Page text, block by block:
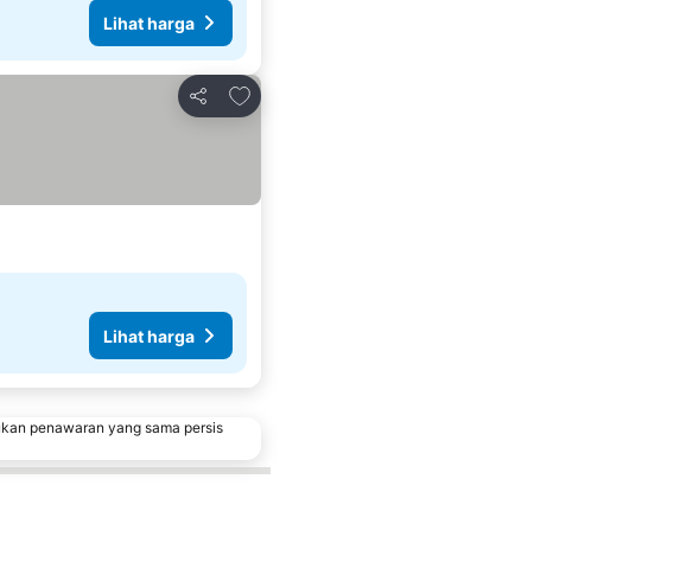
Lihat harga
Bagikan
Tambahkan ke favorit
Lihat harga
penawaran yang sama persis